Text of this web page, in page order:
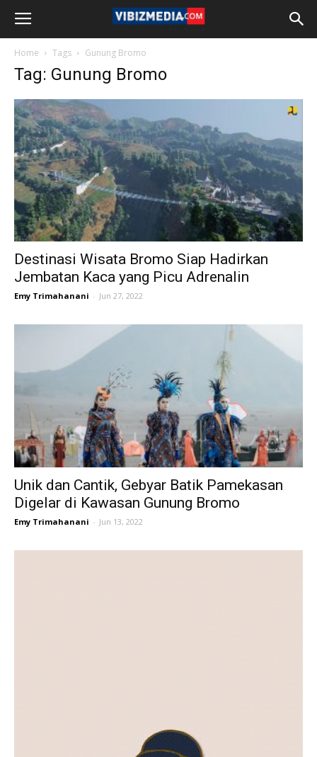
Home Tags Gunung Bromo
Tag: Gunung Bromo
Destinasi Wisata Bromo Siap Hadirkan
Jembatan Kaca yang Picu Adrenalin
Emy Trimahanani - Jun 27, 2022
Unik dan Cantik, Gebyar Batik Pamekasan
Digelar di Kawasan Gunung Bromo
Emy Trimahanani - Jun 13, 2022